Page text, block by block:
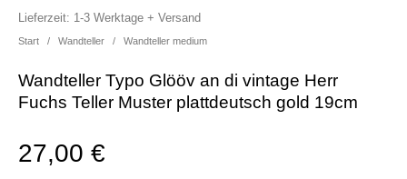
Start / Wandteller / Wandteller medium
Wandteller Typo Glööv an di vintage Herr
Fuchs Teller Muster plattdeutsch gold 19cm
27,00€
Lieferzeit: 1-3 Werktage + Versand